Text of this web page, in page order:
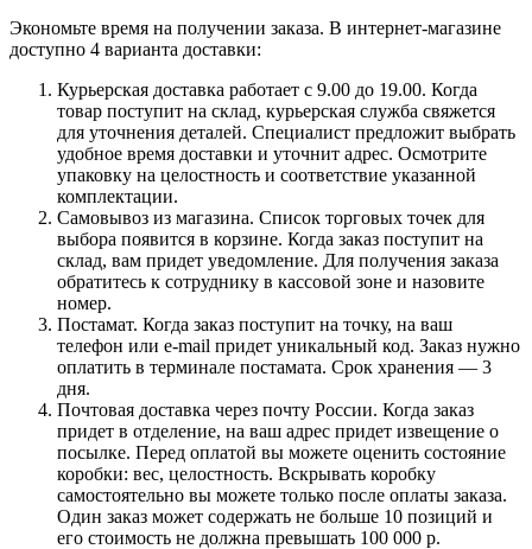
Экономьте время на получении заказа. В интернет-магазине
доступно 4 варианта доставки:
Курьерская доставка работает с 9.00 до 19.00. Когда
товар поступит на склад, курьерская служба свяжется
для уточнения деталей. Специалист предложит выбрать
удобное время доставки и уточнит адрес. Осмотрите
упаковку на целостность и соответствие указанной
комплектации.
Самовывоз из магазина. Список торговых точек для
выбора появится в корзине. Когда заказ поступит на
склад, вам придет уведомление. Для получения заказа
обратитесь к сотруднику в кассовой зоне и назовите
номер.
Постамат. Когда заказ поступит на точку, на ваш
телефон или e-mail придет уникальный код. Заказ нужно
оплатить в терминале постамата. Срок хранения — 3
дня.
Почтовая доставка через почту России. Когда заказ
придет в отделение, на ваш адрес придет извещение о
посылке. Перед оплатой вы можете оценить состояние
коробки: вес, целостность. Вскрывать коробку
самостоятельно вы можете только после оплаты заказа.
Один заказ может содержать не больше 10 позиций и
его стоимость не должна превышать 100 000 р.